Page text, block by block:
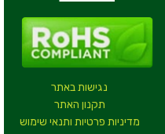
נגישות באתר
תקנון האתר
מדיניות פרטיות ותנאי שימוש